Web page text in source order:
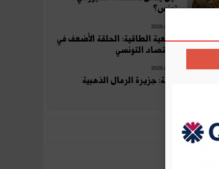
تونس؟
2026.07.10
التبعية الطاقية: الحلقة الأضعف في
الاقتصاد التونسي
2026.07.23
جربة: جزيرة الرمال الذهبية